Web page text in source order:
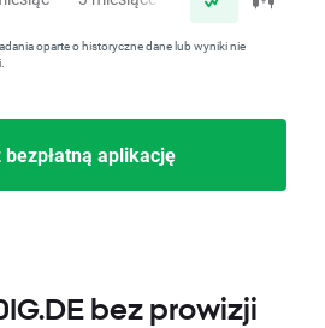
oparte o historyczne dane lub wyniki nie
bezpłatną aplikację
bez prowizji